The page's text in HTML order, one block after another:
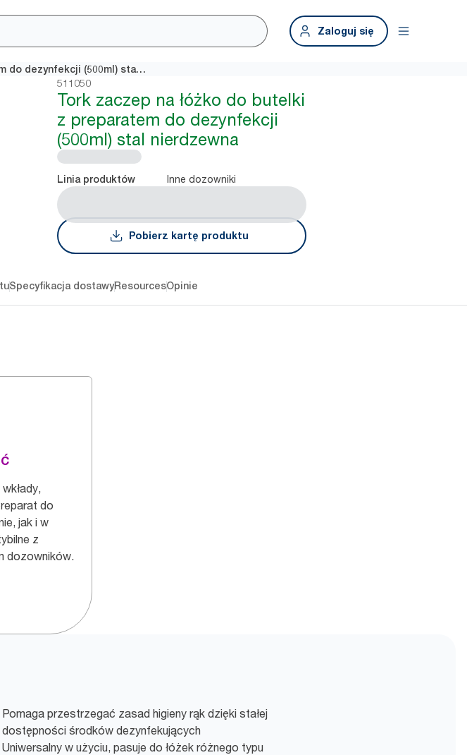
Zaloguj się
Tork zaczep na łóżko do butelki z preparatem do dezynfekcji (500ml) stal nierdzewna
511050
Tork zaczep na łóżko do butelki
z preparatem do dezynfekcji
(500ml) stal nierdzewna
Linia produktów Inne dozowniki
Pobierz kartę produktu
Specyfikacja dostawyResourcesOpinie
do
jak i w
z
dozowników.
Pomaga przestrzegać zasad higieny rąk dzięki stałej
dostępności środków dezynfekujących
Uniwersalny w użyciu, pasuje do łóżek różnego typu